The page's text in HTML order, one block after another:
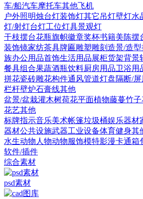
车/船汽车摩托车其他飞机
户外照明烛台灯装饰灯其它 吊灯壁灯水
灯/射灯台灯工位灯具景观灯
干枝摆台花瓶旗帜徽章奖杯书籍美陈摆
装饰镜家纺茶具牌匾雕塑雕刻 造景/造型
族办公用品首饰生活用品展柜货架背景
餐具组合果蔬酒瓶饮料厨房用品卫浴用
拼花瓷砖雕花构件通风管道灯盘隔断/
栏杆壁炉石膏线其他
盆景/盆栽灌木树荷花平面植物藤蔓竹子
花艺其他
标牌指示音乐美术帐篷垃圾桶娱乐器材
器材公共设施武器工业设备体育健身其
水生动物 人物动物服饰模特影漫卡通箱
软件/插件
综合素材
psd素材